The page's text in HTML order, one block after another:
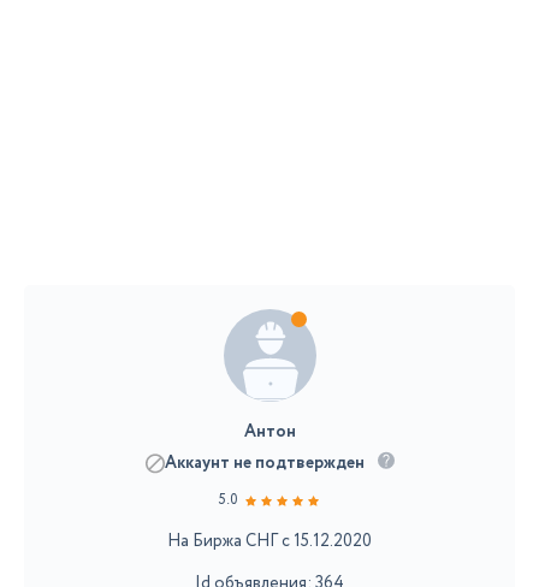
Антон
Аккаунт не подтвержден
5.0
На Биржа СНГ с 15.12.2020